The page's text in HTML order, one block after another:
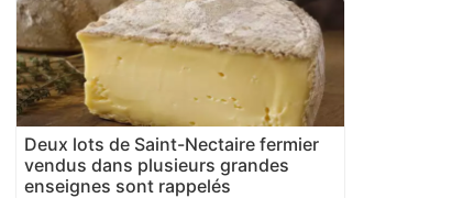
Deux lots de Saint-Nectaire fermier
vendus dans plusieurs grandes
enseignes sont rappelés